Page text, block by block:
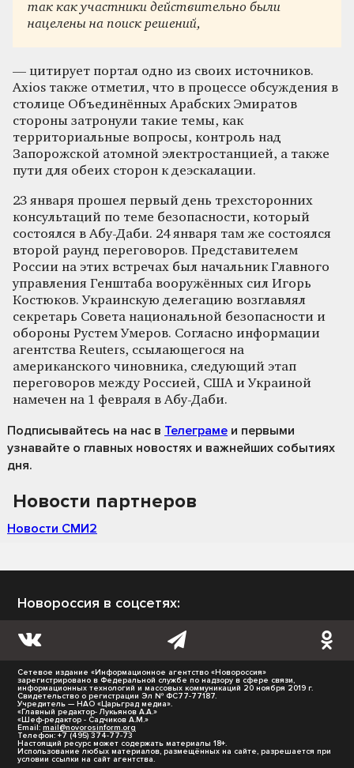
так как участники действительно были
нацелены на поиск решений,
— цитирует портал одно из своих источников.
Axios также отметил, что в процессе обсуждения в
столице Объединённых Арабских Эмиратов
стороны затронули такие темы, как
территориальные вопросы, контроль над
Запорожской атомной электростанцией, а также
пути для обеих сторон к деэскалации.
23 января прошел первый день трехсторонних
консультаций по теме безопасности, который
состоялся в Абу-Даби. 24 января там же состоялся
второй раунд переговоров. Представителем
России на этих встречах был начальник Главного
управления Генштаба вооружённых сил Игорь
Костюков. Украинскую делегацию возглавлял
секретарь Совета национальной безопасности и
обороны Рустем Умеров. Согласно информации
агентства Reuters, ссылающегося на
американского чиновника, следующий этап
переговоров между Россией, США и Украиной
намечен на 1 февраля в Абу-Даби.
Подписывайтесь на нас в Телеграме и первыми
узнавайте о главных новостях и важнейших событиях
дня.
Новости партнеров
Новости СМИ2
Новороссия в соцсетях:
Сетевое издание «Информационное агентство «Новороссия»
зарегистрировано в Федеральной службе по надзору в сфере связи,
информационных технологий и массовых коммуникаций 20 ноября 2019 г.
Свидетельство о регистрации Эл № ФС77-77187.
Учредитель — НАО «Царьград медиа».
«Главный редактор- Лукьянов А.А.»
«Шеф-редактор - Садчиков А.М.»
Email: mail@novorosinform.org
Телефон: +7 (495) 374-77-73
Настоящий ресурс может содержать материалы 18+.
Использование любых материалов, размещённых на сайте, разрешается при
условии ссылки на сайт агентства.